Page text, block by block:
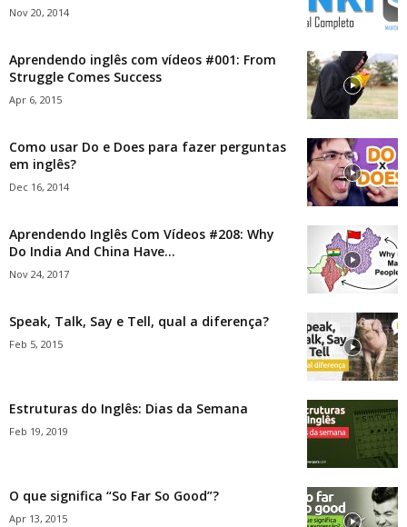
Nov 20, 2014
Aprendendo inglês com vídeos #001: From
Struggle Comes Success
Apr 6, 2015
Como usar Do e Does para fazer perguntas
em inglês?
Dec 16, 2014
Aprendendo Inglês Com Vídeos #208: Why
Do India And China Have...
Nov 24, 2017
Speak, Talk, Say e Tell, qual a diferença?
Feb 5, 2015
Estruturas do Inglês: Dias da Semana
Feb 19, 2019
O que significa “So Far So Good”?
Apr 13, 2015